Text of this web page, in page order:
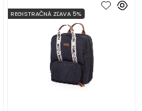
REGISTRAČNÁ ZĽAVA 5%